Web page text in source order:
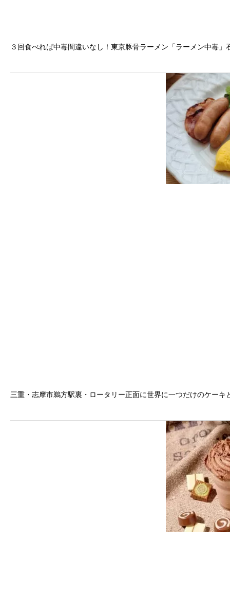
３回食べれば中毒間違いなし！東京豚骨ラーメン「ラーメン中毒
三重・志摩市鵜方駅裏・ロータリー正面に世界に一つだけのケー